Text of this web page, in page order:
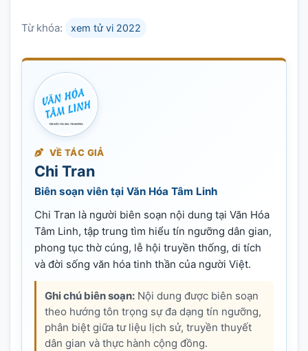
Từ khóa: xem tử vi 2022
VỀ TÁC GIẢ
Chi Tran
Biên soạn viên tại Văn Hóa Tâm Linh
Chi Tran là người biên soạn nội dung tại Văn Hóa
Tâm Linh, tập trung tìm hiểu tín ngưỡng dân gian,
phong tục thờ cúng, lễ hội truyền thống, di tích
và đời sống văn hóa tinh thần của người Việt.
Ghi chú biên soạn: Nội dung được biên soạn
theo hướng tôn trọng sự đa dạng tín ngưỡng,
phân biệt giữa tư liệu lịch sử, truyền thuyết
dân gian và thực hành cộng đồng.